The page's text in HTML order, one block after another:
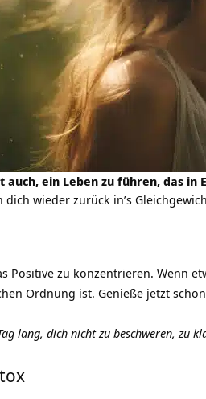
auch, ein Leben zu führen, das in
dich wieder zurück in’s
Positive zu konzentrieren. Wenn
Ordnung ist. Genieße jetzt
lang, dich nicht zu beschweren, zu